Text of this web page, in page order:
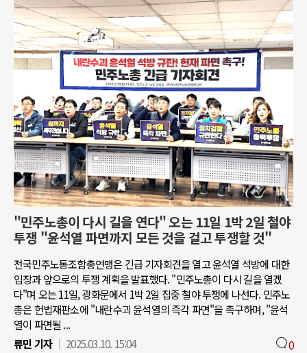
"민주노총이 다시 길을 연다" 오는 11일 1박 2일 철야
투쟁 "윤석열 파면까지 모든 것을 걸고 투쟁할 것"
전국민주노동조합총연맹은 긴급 기자회견을 열고 윤석열 석방에 대한
입장과 앞으로의 투쟁 계획을 발표했다. "민주노총이 다시 길을 열겠
다"며 오는 11일, 광화문에서 1박 2일 집중 철야 투쟁에 나선다. 민주노
총은 헌법재판소에 "내란수괴 윤석열의 즉각 파면"을 촉구하며, "윤석
열이 파면될 ...
류민 기자
2025.03.10. 15:04 0